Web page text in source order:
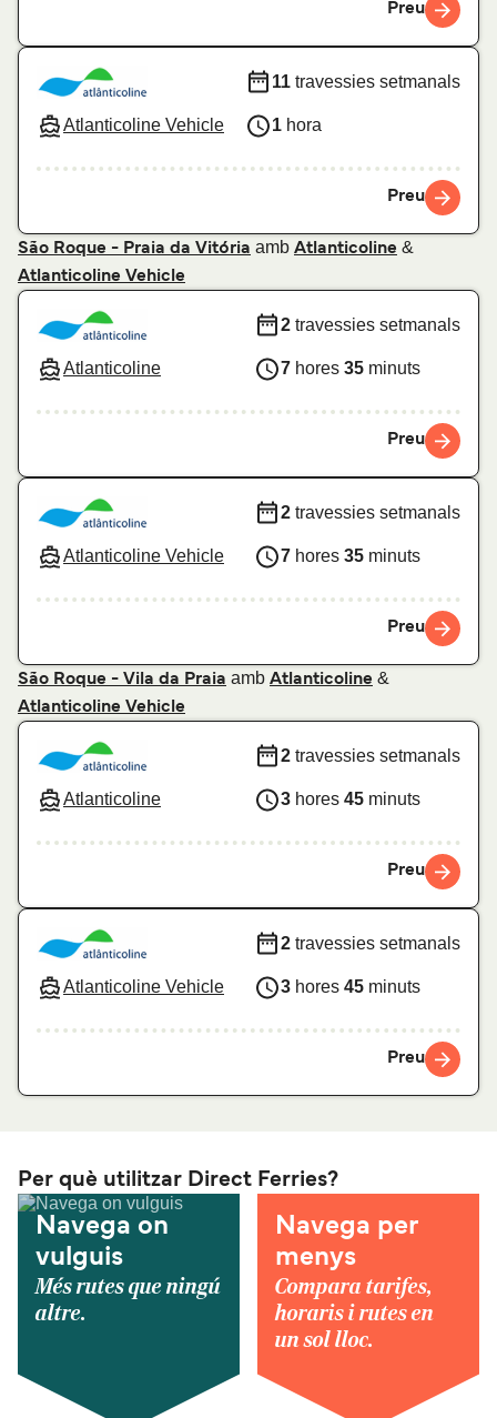
Preu
Atlanticoline Vehicle
11 travessies setmanals
1 hora
Preu
São Roque - Praia da Vitória amb Atlanticoline &
Atlanticoline Vehicle
Atlanticoline
2 travessies setmanals
7 hores 35 minuts
Preu
Atlanticoline Vehicle
2 travessies setmanals
7 hores 35 minuts
Preu
São Roque - Vila da Praia amb Atlanticoline &
Atlanticoline Vehicle
Atlanticoline
2 travessies setmanals
3 hores 45 minuts
Preu
Atlanticoline Vehicle
2 travessies setmanals
3 hores 45 minuts
Preu
Per què utilitzar Direct Ferries?
Navega on
vulguis
Més rutes que ningú
altre.
Navega per
menys
Compara tarifes,
horaris i rutes en
un sol lloc.